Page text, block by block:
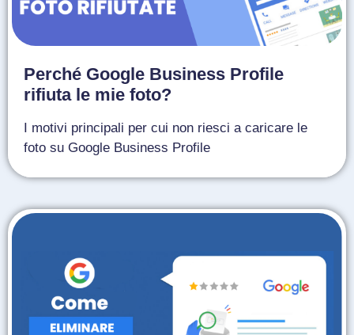
Perché Google Business Profile
rifiuta le mie foto?
I motivi principali per cui non riesci a caricare le
foto su Google Business Profile